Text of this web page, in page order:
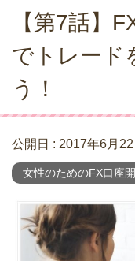
【第7話】
でトレード
う！
公開日 : 2017年6月22
女性のためのFX口座